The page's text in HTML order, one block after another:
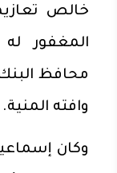
خالص
المغفور
محافظ
وافته المنية.
وكان